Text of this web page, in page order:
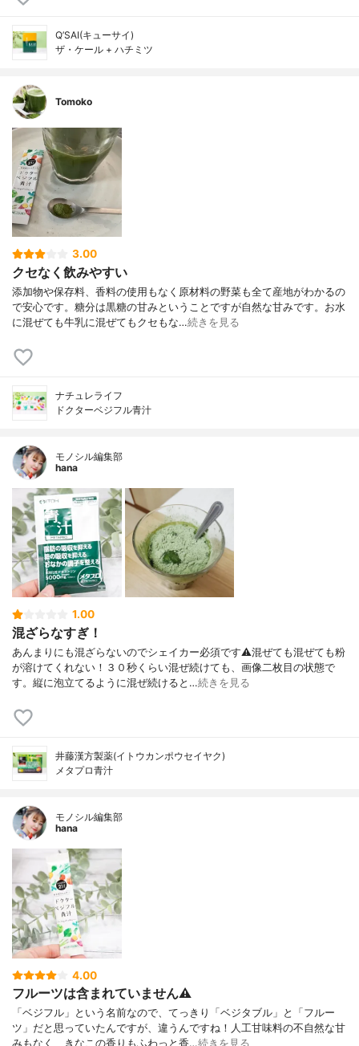
Q’SAI(キューサイ)
ザ・ケール + ハチミツ
Tomoko
3.00
クセなく飲みやすい
添加物や保存料、香料の使用もなく原材料の野菜も全て産地がわかるの
で安心です。糖分は黒糖の甘みということですが自然な甘みです。お水
に混ぜても牛乳に混ぜてもクセもな…続きを見る
ナチュレライフ
ドクターベジフル青汁
モノシル編集部
hana
1.00
混ざらなすぎ！
あんまりにも混ざらないのでシェイカー必須です⚠混ぜても混ぜても粉
が溶けてくれない！３０秒くらい混ぜ続けても、画像二枚目の状態で
す。縦に泡立てるように混ぜ続けると…続きを見る
井藤漢方製薬(イトウカンポウセイヤク)
メタプロ青汁
モノシル編集部
hana
4.00
フルーツは含まれていません⚠
「ベジフル」という名前なので、てっきり「ベジタブル」と「フルー
ツ」だと思っていたんですが、違うんですね！人工甘味料の不自然な甘
みもなく、きなこの香りもふわっと香…続きを見る